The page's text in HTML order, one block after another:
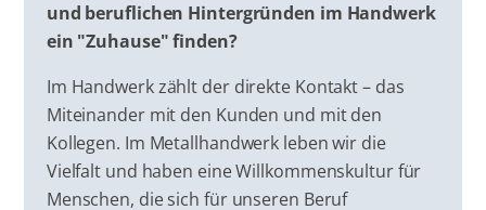
und beruflichen Hintergründen im Handwerk
ein "Zuhause" finden?
Im Handwerk zählt der direkte Kontakt – das
Miteinander mit den Kunden und mit den
Kollegen. Im Metallhandwerk leben wir die
Vielfalt und haben eine Willkommenskultur für
Menschen, die sich für unseren Beruf